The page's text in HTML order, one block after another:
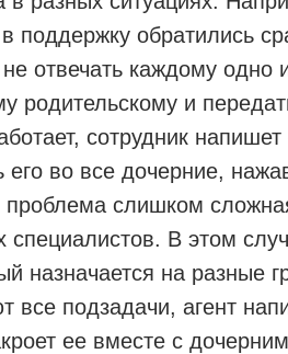
поддержку обратились
отвечать каждому одно
родительскому и
сотрудник
во все дочерние,
слишком
специалистов. В этом
назначается на разные
все подзадачи, агент
ее вместе с